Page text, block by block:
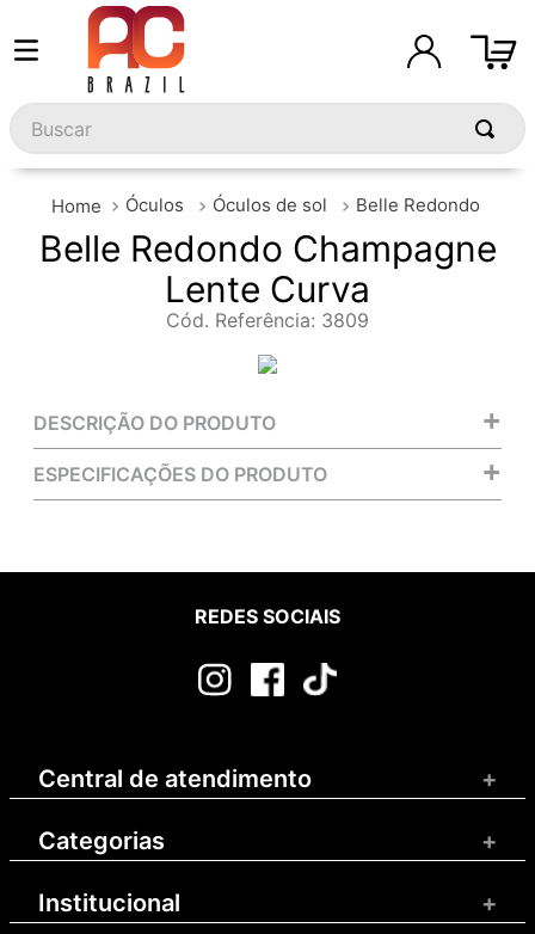
Buscar
Óculos Óculos de sol Belle Redondo
Belle Redondo Champagne
Lente Curva
Cód. Referência: 3809
DESCRIÇÃO DO PRODUTO +
ESPECIFICAÇÕES DO PRODUTO +
REDES SOCIAIS
Central de atendimento +
Categorias +
Institucional +